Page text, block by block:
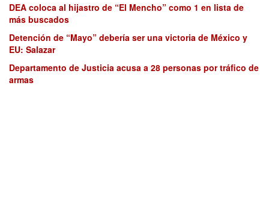
DEA coloca al hijastro de “El Mencho” como 1 en lista de
más buscados
Detención de “Mayo” debería ser una victoria de México y
EU: Salazar
Departamento de Justicia acusa a 28 personas por tráfico de
armas